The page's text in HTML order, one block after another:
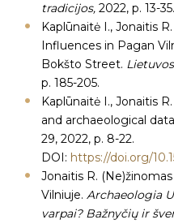
tradicijos, 2022, p. 13-35.
Kaplūnaitė I., Jonaitis
Influences in Pagan
Bokšto Street.
p. 185-205.
Kaplūnaitė I., Jonaitis
and archaeological
29, 2022, p. 8-22.
DOI: https://doi.org/
Jonaitis R.
Vilniuje. Archaeologia
varpai? Bažnyčių ir